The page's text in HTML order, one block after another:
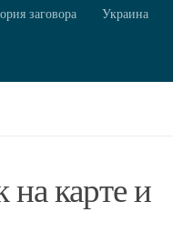
заговора Украина
на карте и